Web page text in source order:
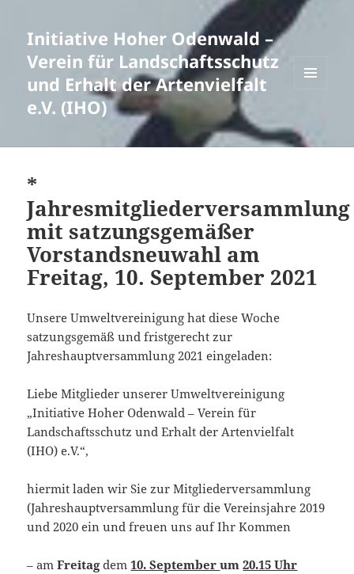
Initiative Hoher Odenwald –
Verein für Landschaftsschutz
und Erhalt der Artenvielfalt
e.V. (IHO)
*
Jahresmitgliederversammlung
mit satzungsgemäßer
Vorstandsneuwahl am
Freitag, 10. September 2021
Unsere Umweltvereinigung hat diese Woche
satzungsgemäß und fristgerecht zur
Jahreshauptversammlung 2021 eingeladen:
Liebe Mitglieder unserer Umweltvereinigung
„Initiative Hoher Odenwald – Verein für
Landschaftsschutz und Erhalt der Artenvielfalt
(IHO) e.V.“,
hiermit laden wir Sie zur Mitgliederversammlung
(Jahreshauptversammlung für die Vereinsjahre 2019
und 2020 ein und freuen uns auf Ihr Kommen
– am Freitagdem 10. Septemberum20.15 Uhr